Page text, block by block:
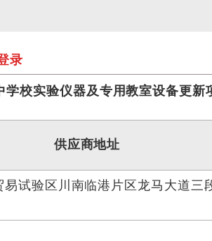
录
校实验仪器及专用教室设备更新
供应商地址
易试验区川南临港片区龙马大道